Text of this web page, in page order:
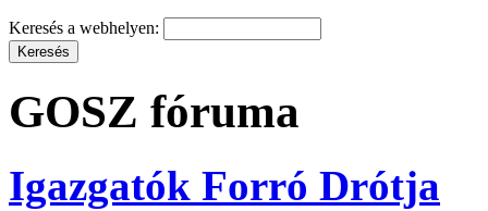
Keresés a webhelyen:
GOSZ fóruma
Igazgatók Forró Drótja